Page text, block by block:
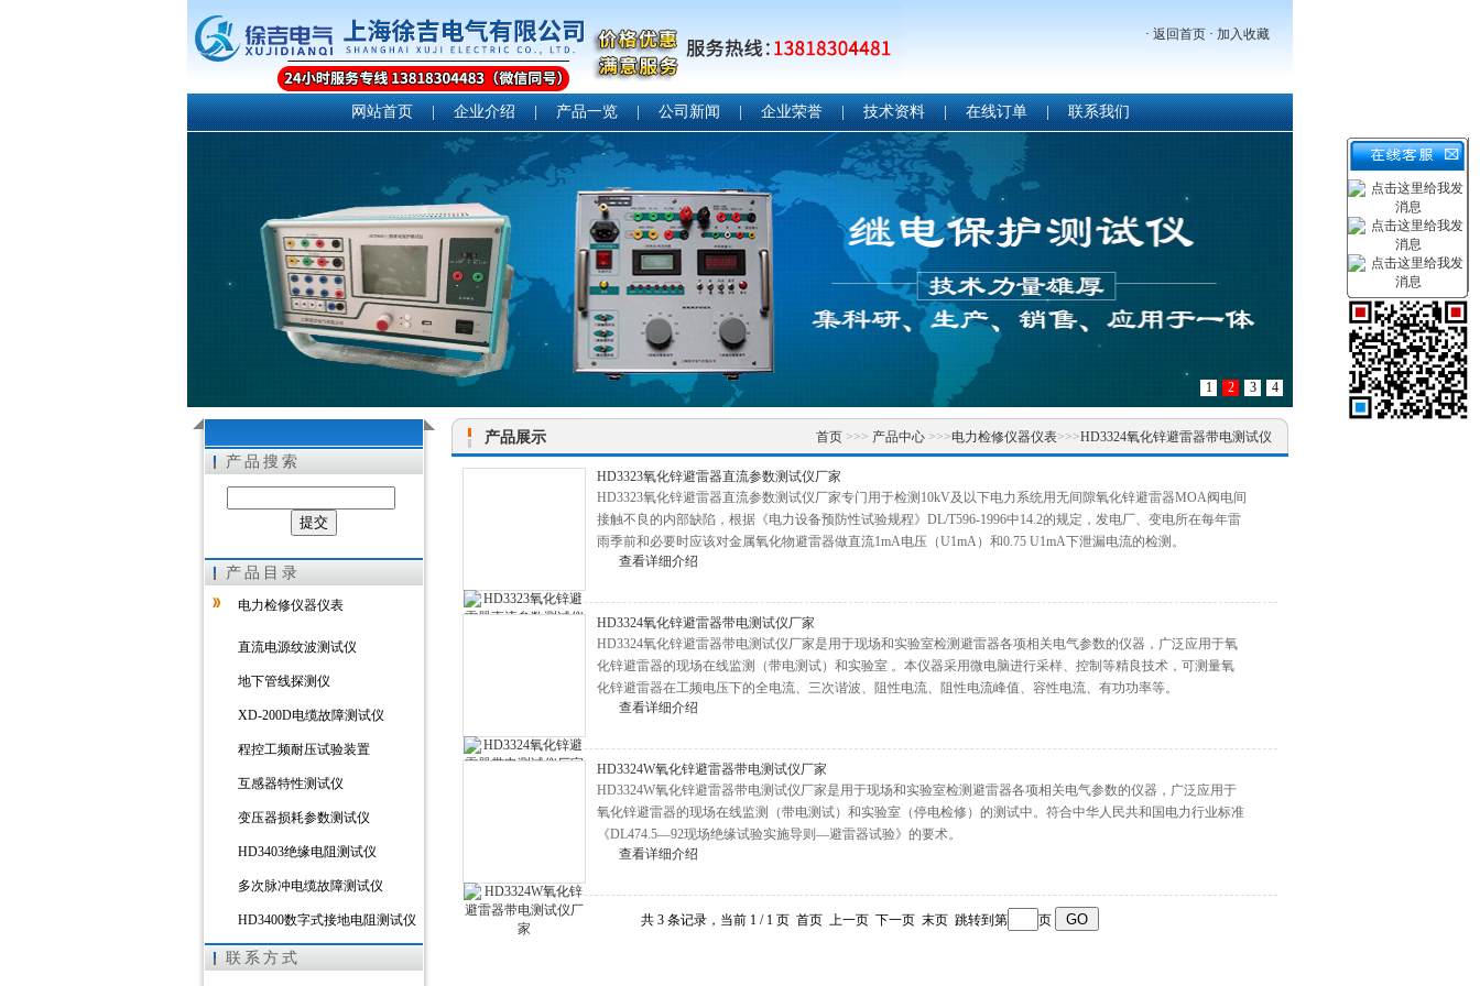
· 返回首页 · 加入收藏
网站首页 | 企业介绍 | 产品一览 | 公司新闻 | 企业荣誉 | 技术资料 | 在线订单 | 联系我们
1 2 3 4
产品搜索
产品目录
电力检修仪器仪表
直流电源纹波测试仪
地下管线探测仪
XD-200D电缆故障测试仪
程控工频耐压试验装置
互感器特性测试仪
变压器损耗参数测试仪
HD3403绝缘电阻测试仪
多次脉冲电缆故障测试仪
HD3400数字式接地电阻测试仪
HD3303A变压器直流电阻测试
联系方式
产品展示 首页 >>> 产品中心 >>>电力检修仪器仪表>>>HD3324氧化锌避雷器带电测试仪
HD3323氧化锌避雷器直流参数测试仪厂家
HD3323氧化锌避雷器直流参数测试仪厂家专门用于检测10kV及以下电力系统用无间隙氧化锌避雷器MOA阀电间
接触不良的内部缺陷，根据《电力设备预防性试验规程》DL/T596-1996中14.2的规定，发电厂、变电所在每年雷
雨季前和必要时应该对金属氧化物避雷器做直流1mA电压（U1mA）和0.75 U1mA下泄漏电流的检测。
查看详细介绍
HD3324氧化锌避雷器带电测试仪厂家
HD3324氧化锌避雷器带电测试仪厂家是用于现场和实验室检测避雷器各项相关电气参数的仪器，广泛应用于氧
化锌避雷器的现场在线监测（带电测试）和实验室 。本仪器采用微电脑进行采样、控制等精良技术，可测量氧
化锌避雷器在工频电压下的全电流、三次谐波、阻性电流、阻性电流峰值、容性电流、有功功率等。
查看详细介绍
HD3324W氧化锌避雷器带电测试仪厂家
HD3324W氧化锌避雷器带电测试仪厂家是用于现场和实验室检测避雷器各项相关电气参数的仪器，广泛应用于
氧化锌避雷器的现场在线监测（带电测试）和实验室（停电检修）的测试中。符合中华人民共和国电力行业标准
《DL474.5—92现场绝缘试验实施导则—避雷器试验》的要术。
查看详细介绍
共 3 条记录，当前 1 / 1 页 首页 上一页 下一页 末页 跳转到第 页